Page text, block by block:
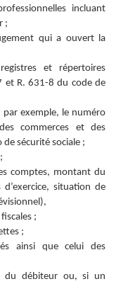
incluant
;
qui a ouvert la
et répertoires
et R. 631-8 du code de
exemple, le numéro
commerces et des
sécurité sociale ;
comptes, montant du
situation de
;
;
ainsi que celui des
du débiteur ou, si un